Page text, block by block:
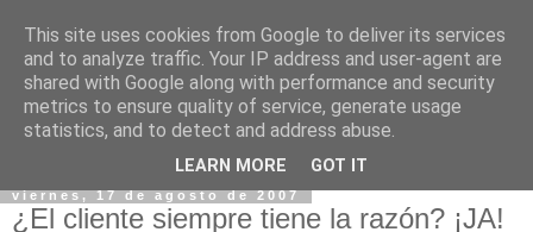
viernes, 17 de agosto de 2007
¿El cliente siempre tiene la razón? ¡JA!
This site uses cookies from Google to deliver its services
and to analyze traffic. Your IP address and user-agent are
shared with Google along with performance and security
metrics to ensure quality of service, generate usage
statistics, and to detect and address abuse.
LEARN MORE GOT IT